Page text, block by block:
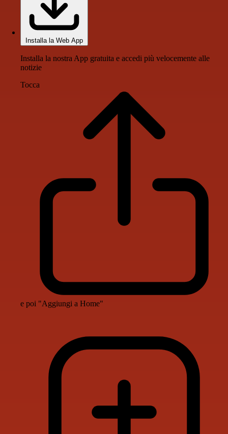
Installa la Web App
Installa la nostra App gratuita e accedi più velocemente alle
notizie
Tocca
e poi "Aggiungi a Home"